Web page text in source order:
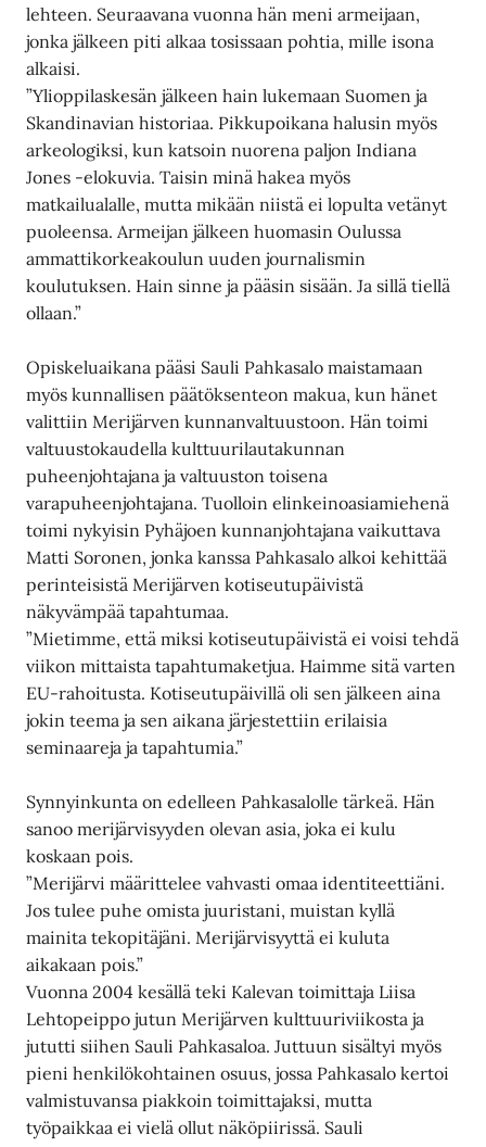
lehteen. Seuraavana vuonna hän meni armeijaan,
jonka jälkeen piti alkaa tosissaan pohtia, mille isona
alkaisi.
”Ylioppilaskesän jälkeen hain lukemaan Suomen ja
Skandinavian historiaa. Pikkupoikana halusin myös
arkeologiksi, kun katsoin nuorena paljon Indiana
Jones -elokuvia. Taisin minä hakea myös
matkailualalle, mutta mikään niistä ei lopulta vetänyt
puoleensa. Armeijan jälkeen huomasin Oulussa
ammattikorkeakoulun uuden journalismin
koulutuksen. Hain sinne ja pääsin sisään. Ja sillä tiellä
ollaan.”
Opiskeluaikana pääsi Sauli Pahkasalo maistamaan
myös kunnallisen päätöksenteon makua, kun hänet
valittiin Merijärven kunnanvaltuustoon. Hän toimi
valtuustokaudella kulttuurilautakunnan
puheenjohtajana ja valtuuston toisena
varapuheenjohtajana. Tuolloin elinkeinoasiamiehenä
toimi nykyisin Pyhäjoen kunnanjohtajana vaikuttava
Matti Soronen, jonka kanssa Pahkasalo alkoi kehittää
perinteisistä Merijärven kotiseutupäivistä
näkyvämpää tapahtumaa.
”Mietimme, että miksi kotiseutupäivistä ei voisi tehdä
viikon mittaista tapahtumaketjua. Haimme sitä varten
EU-rahoitusta. Kotiseutupäivillä oli sen jälkeen aina
jokin teema ja sen aikana järjestettiin erilaisia
seminaareja ja tapahtumia.”
Synnyinkunta on edelleen Pahkasalolle tärkeä. Hän
sanoo merijärvisyyden olevan asia, joka ei kulu
koskaan pois.
”Merijärvi määrittelee vahvasti omaa identiteettiäni.
Jos tulee puhe omista juuristani, muistan kyllä
mainita tekopitäjäni. Merijärvisyyttä ei kuluta
aikakaan pois.”
Vuonna 2004 kesällä teki Kalevan toimittaja Liisa
Lehtopeippo jutun Merijärven kulttuuriviikosta ja
jututti siihen Sauli Pahkasaloa. Juttuun sisältyi myös
pieni henkilökohtainen osuus, jossa Pahkasalo kertoi
valmistuvansa piakkoin toimittajaksi, mutta
työpaikkaa ei vielä ollut näköpiirissä. Sauli